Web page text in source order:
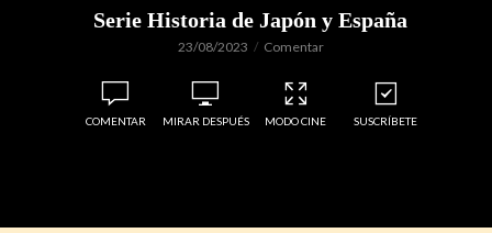
Serie Historia de Japón y España
23/08/2023 Comentar
COMENTAR MIRAR DESPUÉS MODO CINE SUSCRÍBETE